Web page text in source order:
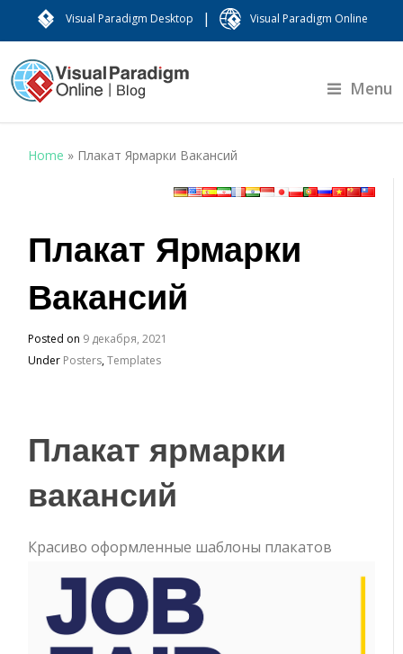
Visual Paradigm Desktop | Visual Paradigm Online
Menu
Home » Плакат Ярмарки Вакансий
Плакат Ярмарки
Вакансий
Posted on 9 декабря, 2021
Under Posters,Templates
Плакат ярмарки
вакансий
Красиво оформленные шаблоны плакатов